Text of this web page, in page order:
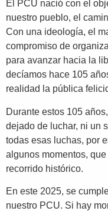
El PCU nació con el
nuestro pueblo, el
Con una ideología, el
compromiso de
para avanzar hacia la
decíamos hace 105
realidad la pública
Durante estos 105
dejado de luchar, ni un
todas esas luchas, por
algunos momentos,
recorrido histórico.
En este 2025, se
nuestro PCU. Si hay